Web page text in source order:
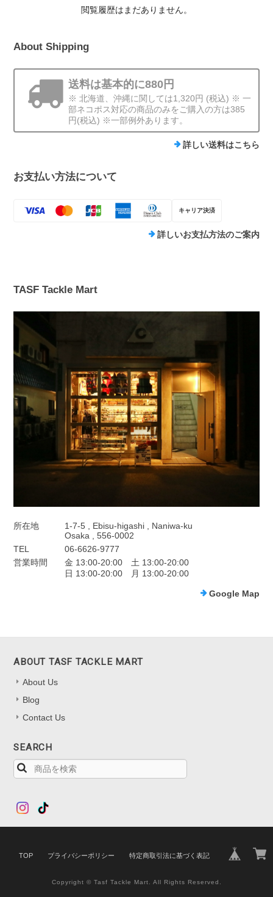
閲覧履歴はまだありません。
About Shipping
送料は基本的に880円
※ 北海道、沖縄に関しては1,320円 (税込) ※ 一
部ネコポス対応の商品のみをご購入の方は385
円(税込) ※一部例外あります。
詳しい送料はこちら
お支払い方法について
キャリア決済
詳しいお支払方法のご案内
TASF Tackle Mart
所在地
1-7-5 , Ebisu-higashi , Naniwa-ku
Osaka , 556-0002
TEL
06-6626-9777
営業時間
金 13:00-20:00 土 13:00-20:00
日 13:00-20:00 月 13:00-20:00
Google Map
ABOUT TASF TACKLE MART
About Us
Blog
Contact Us
SEARCH
TOP プライバシーポリシー 特定商取引法に基づく表記
Copyright © Tasf Tackle Mart. All Rights Reserved.